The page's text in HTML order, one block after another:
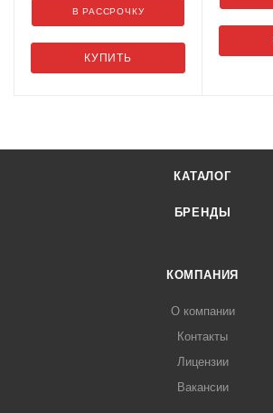
КУПИТЬ
В РАССРОЧКУ
КАТАЛОГ
БРЕНДЫ
КОМПАНИЯ
О компании
Контакты
Лицензии
Вакансии